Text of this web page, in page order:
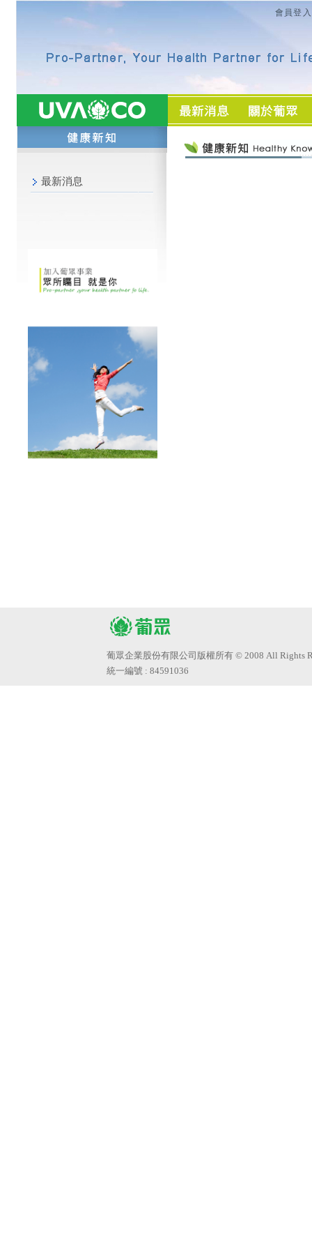
會員登入
最新消息
葡眾企業股份有限公司版權所有 © 2008 All Rights
統一編號 : 84591036